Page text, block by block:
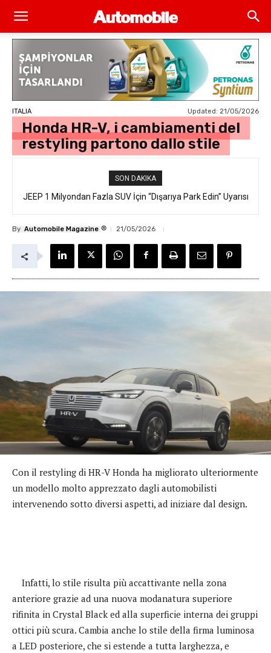
ITALIA Updated: 21/05/2026
Honda HR-V, i cambiamenti del
restyling partono dallo stile
SON DAKIKA
JEEP 1 Milyondan Fazla SUV İçin “Dışarıya Park Edin” Uyarısı
By Automobile Magazine ® 21/05/2026
Con il restyling di HR-V Honda ha migliorato ulteriormente
un modello molto apprezzato dagli automobilisti
intervenendo sotto diversi aspetti, ad iniziare dal design.
Infatti, lo stile risulta più accattivante nella zona
anteriore grazie ad una nuova modanatura superiore
rifinita in Crystal Black ed alla superficie interna dei gruppi
ottici più scura. Cambia anche lo stile della firma luminosa
a LED posteriore, che si estende a tutta larghezza, e